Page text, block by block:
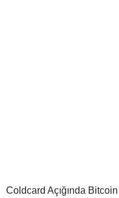
Coldcard Açığında